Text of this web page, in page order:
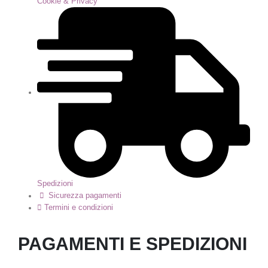
Spedizioni
Sicurezza pagamenti
Termini e condizioni
PAGAMENTI E SPEDIZIONI